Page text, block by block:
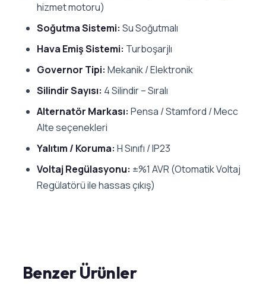
hizmet motoru)
Soğutma Sistemi: Su Soğutmalı
Hava Emiş Sistemi: Turboşarjlı
Governor Tipi: Mekanik / Elektronik
Silindir Sayısı: 4 Silindir – Sıralı
Alternatör Markası: Pensa / Stamford / Mecc
Alte seçenekleri
Yalıtım / Koruma: H Sınıfı / IP23
Voltaj Regülasyonu: ±%1 AVR (Otomatik Voltaj
Regülatörü ile hassas çıkış)
Benzer Ürünler